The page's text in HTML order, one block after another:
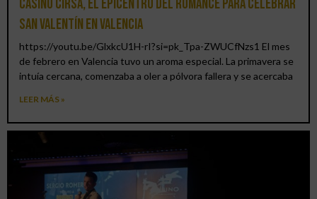
Casino CIRSA, el epicentro del romance para celebrar
San Valentín en Valencia
https://youtu.be/GlxkcU1H-rI?si=pk_Tpa-ZWUCfNzs1 El mes
de febrero en Valencia tuvo un aroma especial. La primavera se
intuía cercana, comenzaba a oler a pólvora fallera y se acercaba
LEER MÁS »